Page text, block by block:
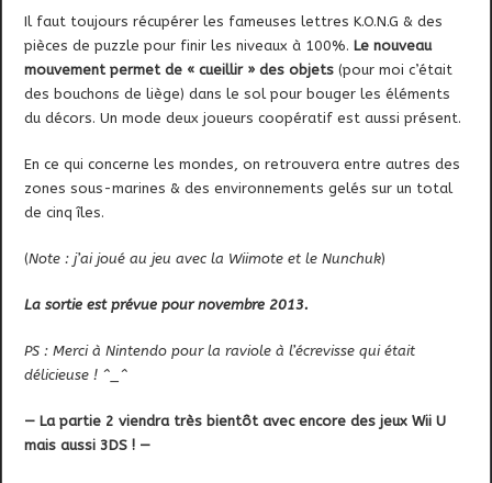
Il faut toujours récupérer les fameuses lettres K.O.N.G & des
pièces de puzzle pour finir les niveaux à 100%. Le nouveau
mouvement permet de « cueillir » des objets (pour moi c’était
des bouchons de liège) dans le sol pour bouger les éléments
du décors. Un mode deux joueurs coopératif est aussi présent.
En ce qui concerne les mondes, on retrouvera entre autres des
zones sous-marines & des environnements gelés sur un total
de cinq îles.
(Note : j’ai joué au jeu avec la Wiimote et le Nunchuk)
La sortie est prévue pour novembre 2013.
PS : Merci à Nintendo pour la raviole à l’écrevisse qui était
délicieuse ! ^_^
— La partie 2 viendra très bientôt avec encore des jeux Wii U
mais aussi 3DS ! —